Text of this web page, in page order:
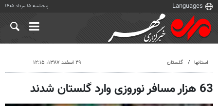
پنجشنبه ۱۵ مرداد ۱۴۰۵
استانها گلستان ۲۹ اسفند ۱۳۸۷، ۱۲:۱۵
63 هزار مسافر نوروزی وارد گلستان شدند